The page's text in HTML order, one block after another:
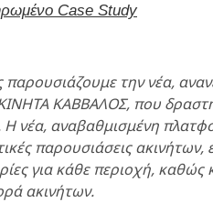
Case Study
παρουσιάζουμε την νέα,
ΚΑΒΒΑΛΟΣ, που
Η νέα, αναβαθμισμένη
παρουσιάσεις ακινήτων,
για κάθε περιοχή, καθώς
ακινήτων.